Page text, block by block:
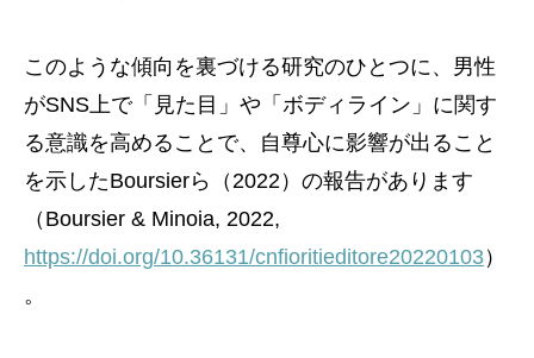
このような傾向を裏づける研究のひとつに、男性
がSNS上で「見た目」や「ボディライン」に関す
る意識を高めることで、自尊心に影響が出ること
を示したBoursierら（2022）の報告があります
（Boursier & Minoia, 2022,
https://doi.org/10.36131/cnfioritieditore20220103）
。